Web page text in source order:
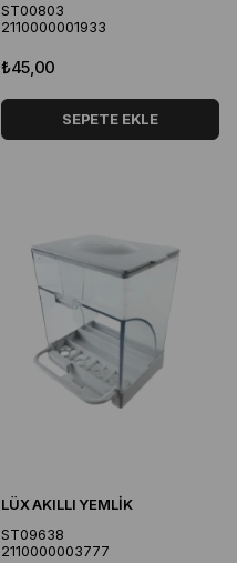
ST00803
2110000001933
₺45,00
SEPETE EKLE
LÜX AKILLI YEMLİK
ST09638
2110000003777